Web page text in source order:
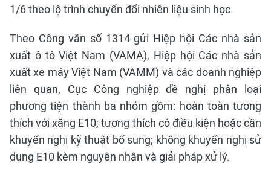
1/6 theo lộ trình chuyển đổi nhiên liệu sinh học.
Theo Công văn số 1314 gửi Hiệp hội Các nhà sản
xuất ô tô Việt Nam (VAMA), Hiệp hội Các nhà sản
xuất xe máy Việt Nam (VAMM) và các doanh nghiệp
liên quan, Cục Công nghiệp đề nghị phân loại
phương tiện thành ba nhóm gồm: hoàn toàn tương
thích với xăng E10; tương thích có điều kiện hoặc cần
khuyến nghị kỹ thuật bổ sung; không khuyến nghị sử
dụng E10 kèm nguyên nhân và giải pháp xử lý.